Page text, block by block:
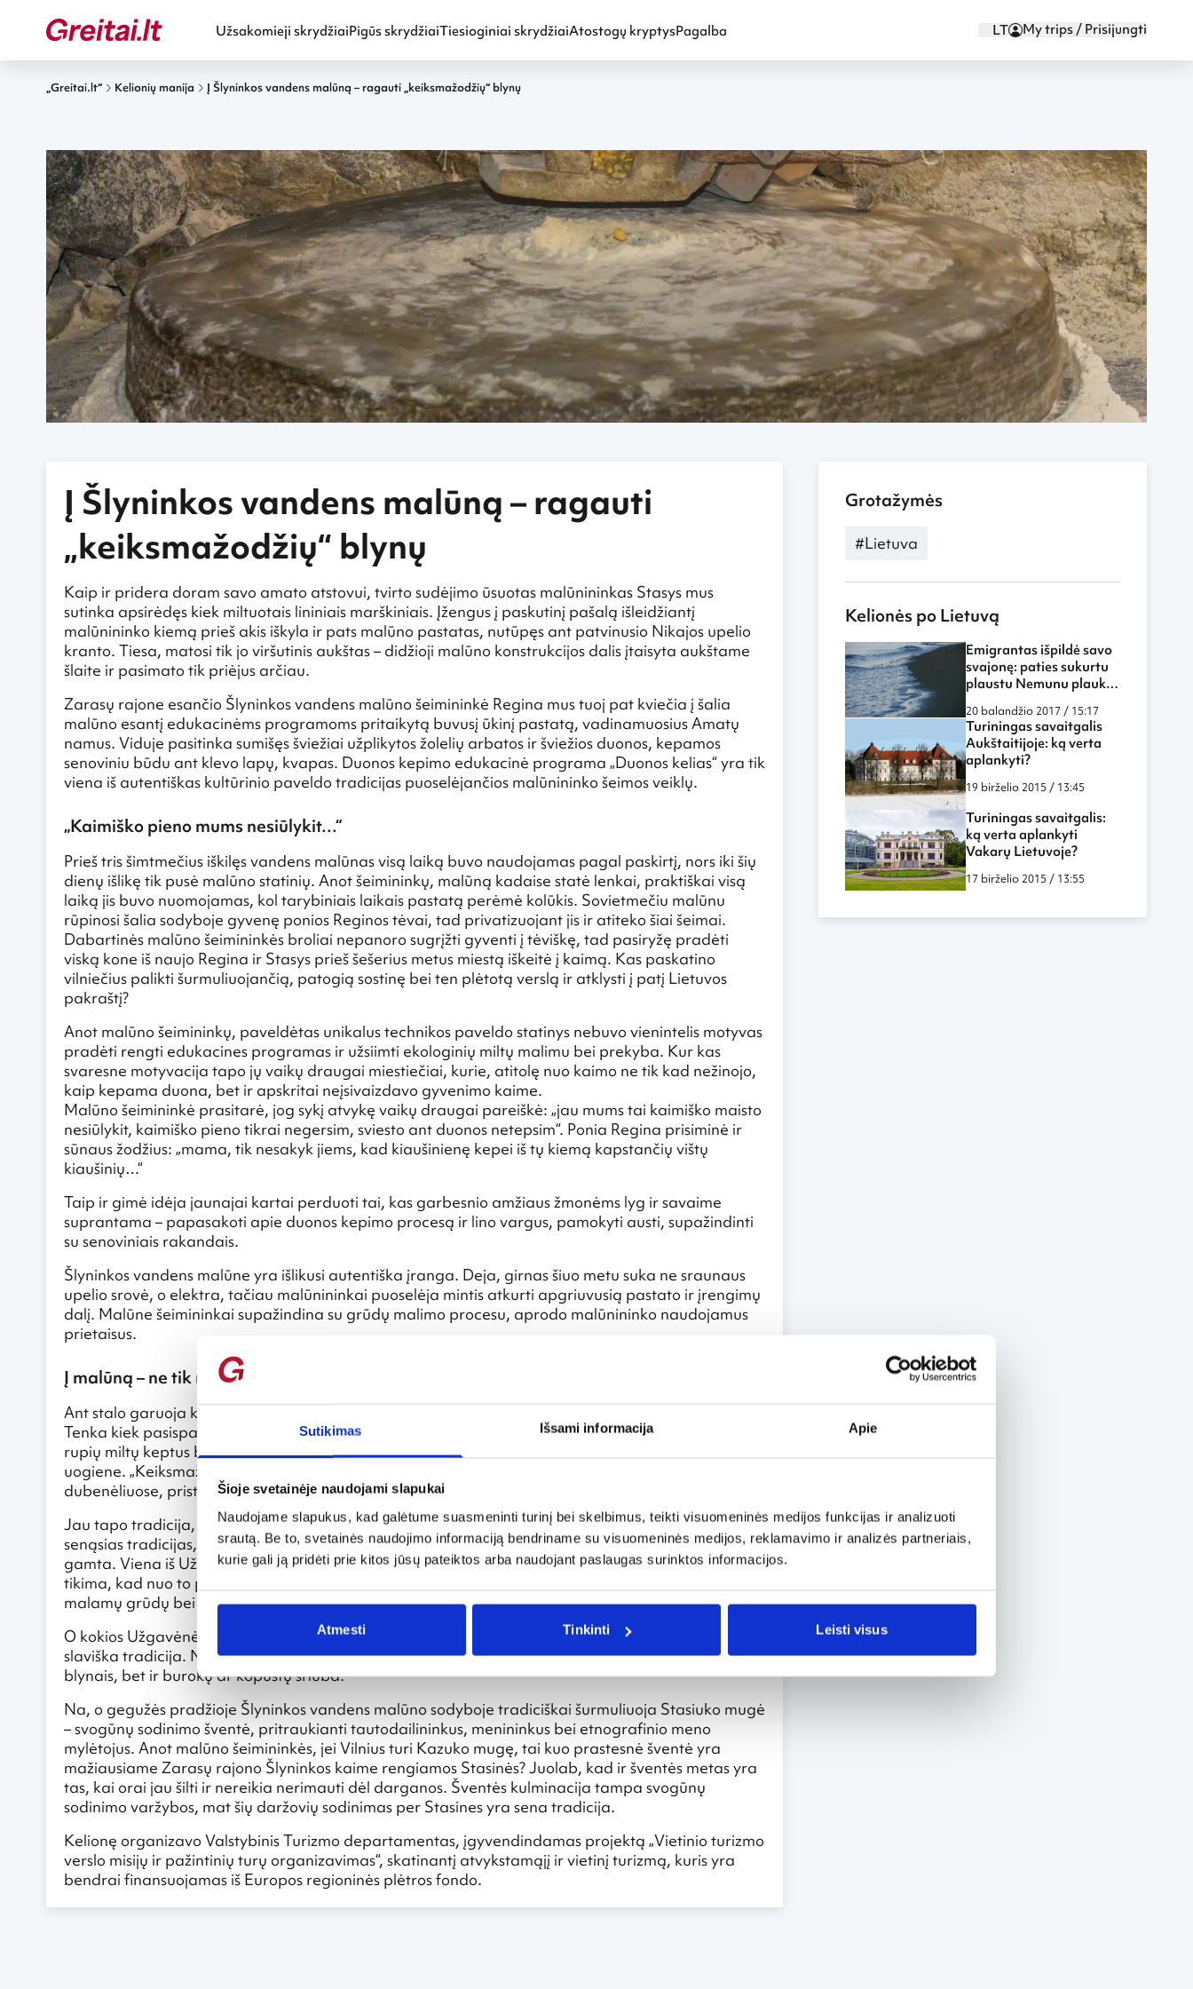
Sutikimas Išsami informacija Apie
Šioje svetainėje naudojami slapukai
Naudojame slapukus, kad galėtume suasmeninti turinį bei skelbimus, teikti visuomeninės medijos funkcijas ir analizuoti
srautą. Be to, svetainės naudojimo informaciją bendriname su visuomeninės medijos, reklamavimo ir analizės partneriais,
kurie gali ją pridėti prie kitos jūsų pateiktos arba naudojant paslaugas surinktos informacijos.
Atmesti Tinkinti Leisti visus
Užsakomieji skrydžiaiPigūs skrydžiaiTiesioginiai skrydžiaiAtostogų kryptysPagalba LT My trips / Prisijungti
„Greitai.lt“ Kelionių manija Į Šlyninkos vandens malūną – ragauti „keiksmažodžių“ blynų
Į Šlyninkos vandens malūną – ragauti
„keiksmažodžių“ blynų
Kaip ir pridera doram savo amato atstovui, tvirto sudėjimo ūsuotas malūnininkas Stasys mus
sutinka apsirėdęs kiek miltuotais lininiais marškiniais. Įžengus į paskutinį pašalą išleidžiantį
malūnininko kiemą prieš akis iškyla ir pats malūno pastatas, nutūpęs ant patvinusio Nikajos upelio
kranto. Tiesa, matosi tik jo viršutinis aukštas – didžioji malūno konstrukcijos dalis įtaisyta aukštame
šlaite ir pasimato tik priėjus arčiau.
Zarasų rajone esančio Šlyninkos vandens malūno šeimininkė Regina mus tuoj pat kviečia į šalia
malūno esantį edukacinėms programoms pritaikytą buvusį ūkinį pastatą, vadinamuosius Amatų
namus. Viduje pasitinka sumišęs šviežiai užplikytos žolelių arbatos ir šviežios duonos, kepamos
senoviniu būdu ant klevo lapų, kvapas. Duonos kepimo edukacinė programa „Duonos kelias“ yra tik
viena iš autentiškas kultūrinio paveldo tradicijas puoselėjančios malūnininko šeimos veiklų.
„Kaimiško pieno mums nesiūlykit…“
Prieš tris šimtmečius iškilęs vandens malūnas visą laiką buvo naudojamas pagal paskirtį, nors iki šių
dienų išlikę tik pusė malūno statinių. Anot šeimininkų, malūną kadaise statė lenkai, praktiškai visą
laiką jis buvo nuomojamas, kol tarybiniais laikais pastatą perėmė kolūkis. Sovietmečiu malūnu
rūpinosi šalia sodyboje gyvenę ponios Reginos tėvai, tad privatizuojant jis ir atiteko šiai šeimai.
Dabartinės malūno šeimininkės broliai nepanoro sugrįžti gyventi į tėviškę, tad pasiryžę pradėti
viską kone iš naujo Regina ir Stasys prieš šešerius metus miestą iškeitė į kaimą. Kas paskatino
vilniečius palikti šurmuliuojančią, patogią sostinę bei ten plėtotą verslą ir atklysti į patį Lietuvos
pakraštį?
Anot malūno šeimininkų, paveldėtas unikalus technikos paveldo statinys nebuvo vienintelis motyvas
pradėti rengti edukacines programas ir užsiimti ekologinių miltų malimu bei prekyba. Kur kas
svaresne motyvacija tapo jų vaikų draugai miestiečiai, kurie, atitolę nuo kaimo ne tik kad nežinojo,
kaip kepama duona, bet ir apskritai neįsivaizdavo gyvenimo kaime.
Malūno šeimininkė prasitarė, jog sykį atvykę vaikų draugai pareiškė: „jau mums tai kaimiško maisto
nesiūlykit, kaimiško pieno tikrai negersim, sviesto ant duonos netepsim“. Ponia Regina prisiminė ir
sūnaus žodžius: „mama, tik nesakyk jiems, kad kiaušinienę kepei iš tų kiemą kapstančių vištų
kiaušinių…“
Taip ir gimė idėja jaunajai kartai perduoti tai, kas garbesnio amžiaus žmonėms lyg ir savaime
suprantama – papasakoti apie duonos kepimo procesą ir lino vargus, pamokyti austi, supažindinti
su senoviniais rakandais.
Šlyninkos vandens malūne yra išlikusi autentiška įranga. Deja, girnas šiuo metu suka ne sraunaus
upelio srovė, o elektra, tačiau malūnininkai puoselėja mintis atkurti apgriuvusią pastato ir įrengimų
dalį. Malūne šeimininkai supažindina su grūdų malimo procesu, aprodo malūnininko naudojamus
prietaisus.
Į malūną – ne tik rupių miltų blynų ragauti, bet ir svogūnų sodinti
Ant stalo garuoja kvapni 14-os žolelių, kurias surinko patys šeimininkai sodybos apylinkėse, arbata.
Tenka kiek pasispausti, kol sutūpiam prie linine staltiese užtiesto stalo. Netrukus jau ragaujame iš
rupių miltų keptus blynus: kas su rieboku spirgučių padažu, kas su saldžia oranžine moliūgų
uogiene. „Keiksmažodžių blynai“ – taip savo keptus blynus iš rupių miltų, patiektus moliniuose
dubenėliuose, pristato šeimininkė.
Jau tapo tradicija, kad į malūnininkų kiemą kasmet per Užgavėnes suguža persirengėliai. Pagal
senąsias tradicijas, Užgavėnės yra svarbi virsmo, Žemės žadinimo šventė, kuomet bendraujama su
gamta. Viena iš Užgavėnių tradicijų – rogėmis apvažiuoti laukus, gerai pasivolioti sniege. Būdavo
tikima, kad nuo to priklauso derlius. O tai labai svarbu malūnininkui, juk nuo derliaus kokybės ir
malamų grūdų bei darbų kiekis priklauso.
O kokios Užgavėnės be blynų! Blynai yra kulinarinis Aukštaitijos paveldas, tačiau glaudžiai susijęs su
slaviška tradicija. Nuo seno aukštaičiai mėgaudavosi itin sočiais pusryčiais – ne tik „paspirgintais“
blynais, bet ir burokų ar kopūstų sriuba.
Na, o gegužės pradžioje Šlyninkos vandens malūno sodyboje tradiciškai šurmuliuoja Stasiuko mugė
– svogūnų sodinimo šventė, pritraukianti tautodailininkus, menininkus bei etnografinio meno
mylėtojus. Anot malūno šeimininkės, jei Vilnius turi Kazuko mugę, tai kuo prastesnė šventė yra
mažiausiame Zarasų rajono Šlyninkos kaime rengiamos Stasinės? Juolab, kad ir šventės metas yra
tas, kai orai jau šilti ir nereikia nerimauti dėl darganos. Šventės kulminacija tampa svogūnų
sodinimo varžybos, mat šių daržovių sodinimas per Stasines yra sena tradicija.
Kelionę organizavo Valstybinis Turizmo departamentas, įgyvendindamas projektą „Vietinio turizmo
verslo misijų ir pažintinių turų organizavimas“, skatinantį atvykstamąjį ir vietinį turizmą, kuris yra
bendrai finansuojamas iš Europos regioninės plėtros fondo.
Grotažymės
#Lietuva
Kelionės po Lietuvą
Emigrantas išpildė savo
svajonę: paties sukurtu
plaustu Nemunu plauks į
20 balandžio 2017 / 15:17
Turiningas savaitgalis
Aukštaitijoje: ką verta
aplankyti?
19 birželio 2015 / 13:45
Turiningas savaitgalis:
ką verta aplankyti
Vakarų Lietuvoje?
17 birželio 2015 / 13:55